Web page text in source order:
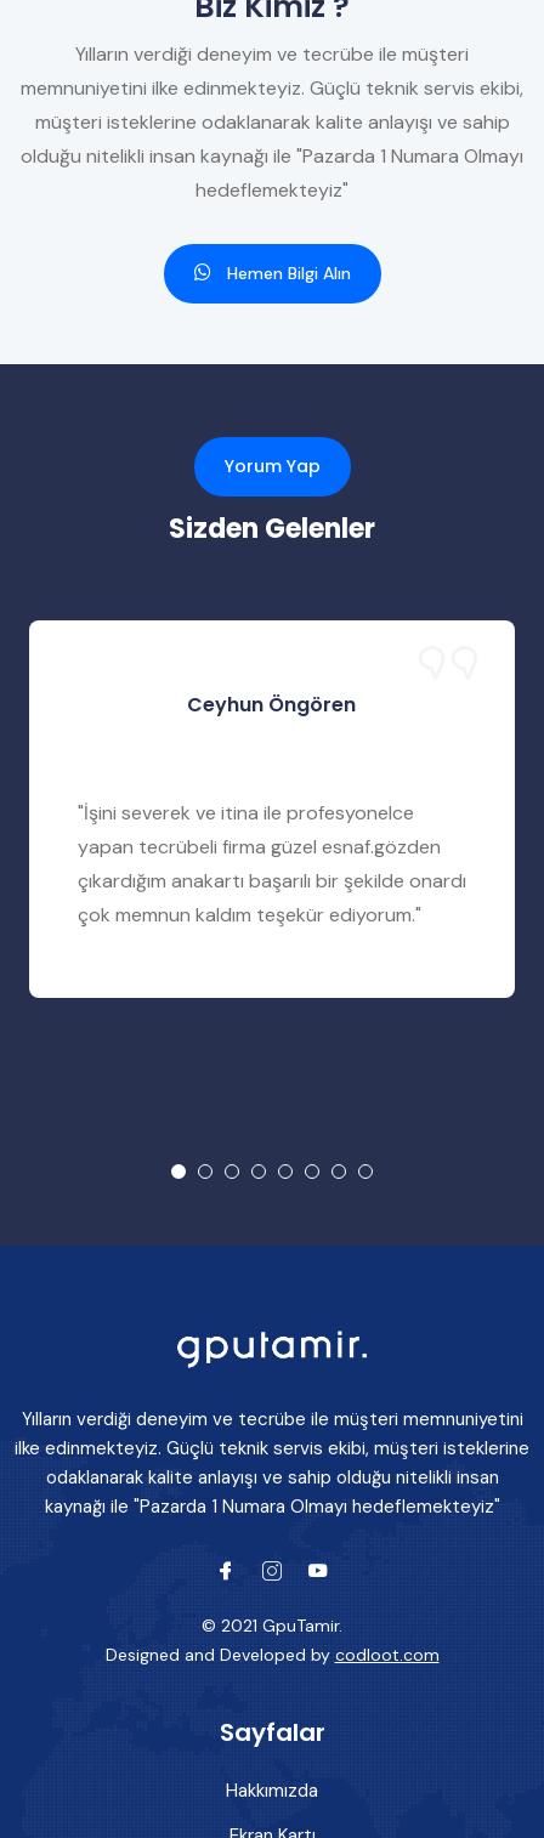
Yılların verdiği deneyim ve tecrübe ile müşteri
memnuniyetini ilke edinmekteyiz. Güçlü teknik servis ekibi,
müşteri isteklerine odaklanarak kalite anlayışı ve sahip
olduğu nitelikli insan kaynağı ile "Pazarda 1 Numara Olmayı
hedeflemekteyiz"
Hemen Bilgi Alın
Yorum Yap
Sizden Gelenler
Ceyhun Öngören
"İşini severek ve itina ile profesyonelce
yapan tecrübeli firma güzel esnaf.gözden
çıkardığım anakartı başarılı bir şekilde onardı
çok memnun kaldım teşekür ediyorum."
Yılların verdiği deneyim ve tecrübe ile müşteri memnuniyetini
ilke edinmekteyiz. Güçlü teknik servis ekibi, müşteri isteklerine
odaklanarak kalite anlayışı ve sahip olduğu nitelikli insan
kaynağı ile "Pazarda 1 Numara Olmayı hedeflemekteyiz"
© 2021 GpuTamir.
Designed and Developed by codloot.com
Sayfalar
Hakkımızda